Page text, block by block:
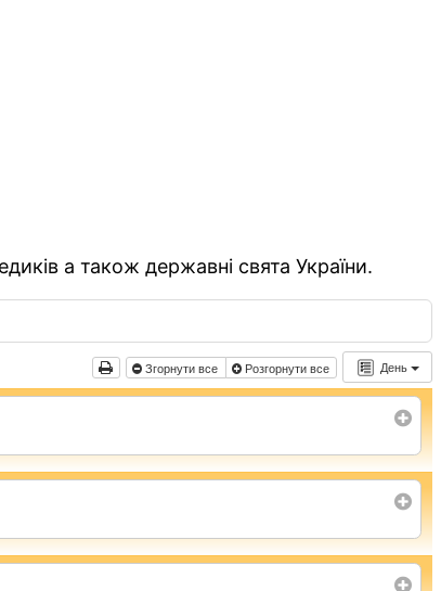
а також державні свята України.
День
Згорнути все Розгорнути все